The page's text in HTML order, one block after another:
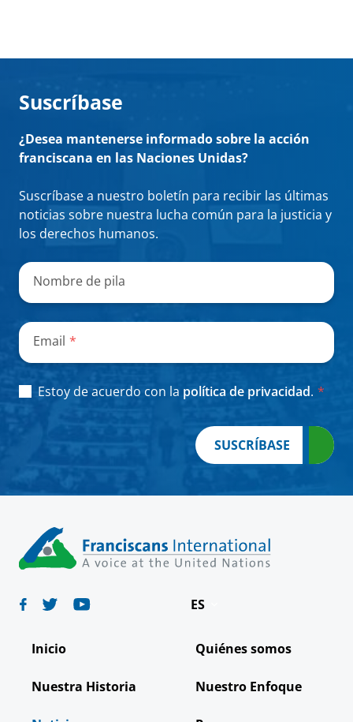
Suscríbase
¿Desea mantenerse informado sobre la acción
franciscana en las Naciones Unidas?
Suscríbase a nuestro boletín para recibir las últimas
noticias sobre nuestra lucha común para la justicia y
los derechos humanos.
" *"
señala
los
campos
obligatorios
Nombre de pila
Email *
Consent *
Estoy de acuerdo con la política de privacidad. *
SUSCRÍBASE
ES
Deutsch
Inicio Quiénes somos
Nuestra Historia Nuestro Enfoque